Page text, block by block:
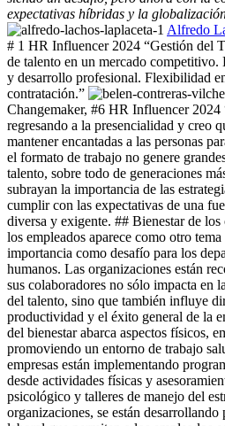
expectativas híbridas y la
Alfredo
# 1 HR Influencer 2024 “Gestión del
de talento en un mercado competitivo.
y desarrollo profesional. Flexibilidad
contratación.”
Changemaker, #6 HR Influencer 2024
regresando a la presencialidad y creo
mantener encantadas a las personas
el formato de trabajo no genere
talento, sobre todo de generaciones
subrayan la importancia de las
cumplir con las expectativas de una
diversa y exigente. ## Bienestar de
los empleados aparece como otro
importancia como desafío para los
humanos. Las organizaciones están
sus colaboradores no sólo impacta en
del talento, sino que también influye
productividad y el éxito general de la
del bienestar abarca aspectos físicos,
promoviendo un entorno de trabajo
empresas están implementando
desde actividades físicas y
psicológico y talleres de manejo del
organizaciones, se están